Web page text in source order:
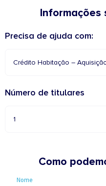
Informações
Precisa de ajuda com:
Crédito Habitação –
Número de titulares
1
Como
Nome
Nome